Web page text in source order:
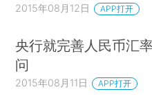
2015年08月12日 APP打开
央行就完善人民币汇
问
2015年08月11日 APP打开